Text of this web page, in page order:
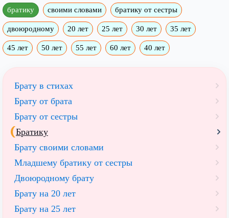
братику своими словами братику от сестры
двоюродному 20 лет 25 лет 30 лет 35 лет
45 лет 50 лет 55 лет 60 лет 40 лет
Брату в стихах
Брату от брата
Брату от сестры
Братику
Брату своими словами
Младшему братику от сестры
Двоюродному брату
Брату на 20 лет
Брату на 25 лет